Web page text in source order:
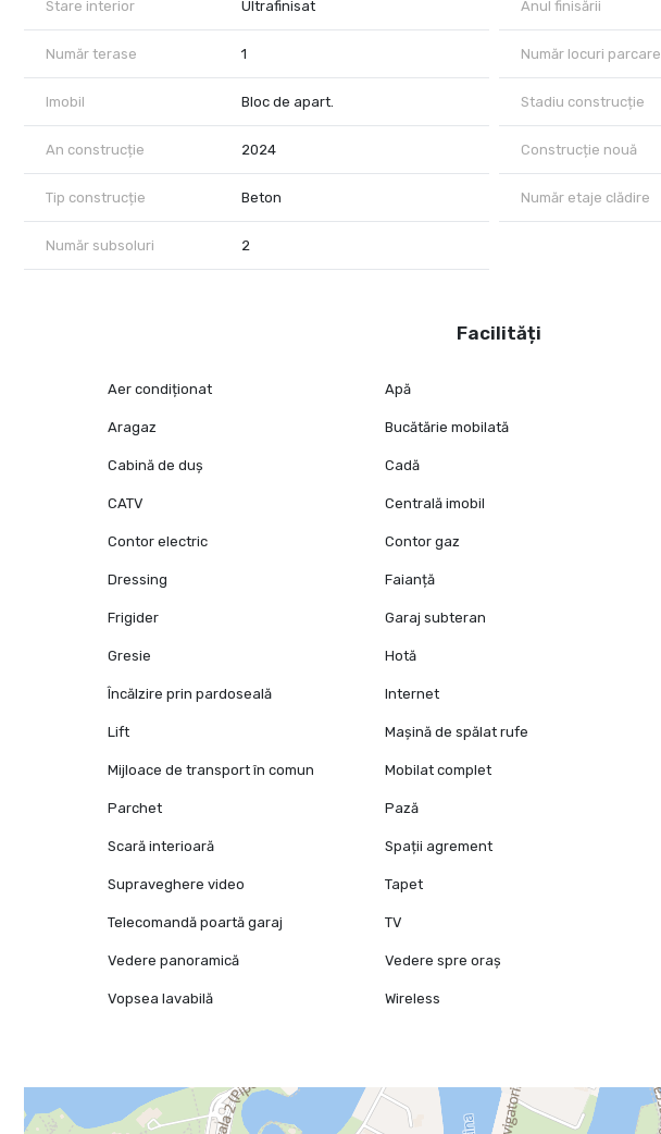
Stare interior Ultrafinisat Anul finisării
Număr terase 1 Număr locuri parcare
Imobil Bloc de apart. Stadiu construcție
An construcție 2024 Construcție nouă
Tip construcție Beton Număr etaje clădire
Număr subsoluri 2
Facilități
Aer condiționat Apă
Aragaz Bucătărie mobilată
Cabină de duș Cadă
CATV Centrală imobil
Contor electric Contor gaz
Dressing Faianță
Frigider Garaj subteran
Gresie Hotă
Încălzire prin pardoseală Internet
Lift Mașină de spălat rufe
Mijloace de transport în comun Mobilat complet
Parchet Pază
Scară interioară Spații agrement
Supraveghere video Tapet
Telecomandă poartă garaj TV
Vedere panoramică Vedere spre oraș
Vopsea lavabilă Wireless